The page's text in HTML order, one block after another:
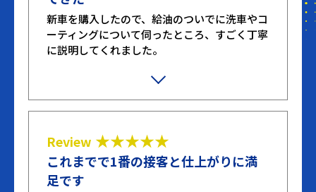
新車を購入したので、給油のついでに洗車やコ
ーティングについて伺ったところ、すごく丁寧
に説明してくれました。
が、嫌な顔せず笑顔で対応してくれたのが印象
的でした。ここまで丁寧に対応してくれたとこ
ろは初めてです。
Review ★★★★★
これまでで1番の接客と仕上がりに満
足です